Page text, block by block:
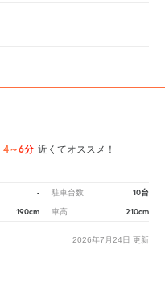
4～6分 近くてオススメ！
- 駐車台数 10台
190cm 車高 210cm
2026年7月24日 更新